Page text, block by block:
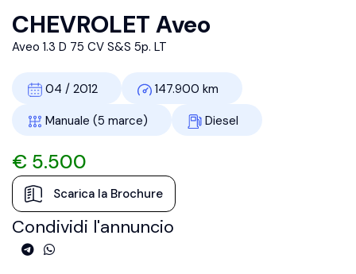
CHEVROLET Aveo
Aveo 1.3 D 75 CV S&S 5p. LT
04 / 2012
147.900 km
Manuale (5 marce)
Diesel
€ 5.500
Scarica la Brochure
Condividi l'annuncio